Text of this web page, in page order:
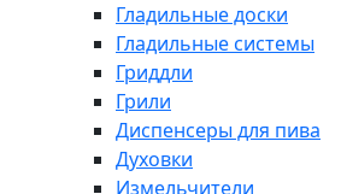
Гладильные доски
Гладильные системы
Гриддли
Грили
Диспенсеры для пива
Духовки
Измельчители